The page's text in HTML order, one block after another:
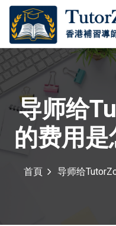
导师给
的费用
首頁 导师给
登錄